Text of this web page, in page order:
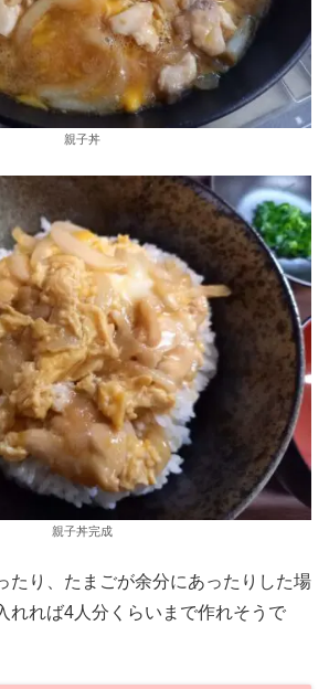
親子丼
親子丼完成
たり、たまごが余分にあったりした場
れれば4人分くらいまで作れそうで